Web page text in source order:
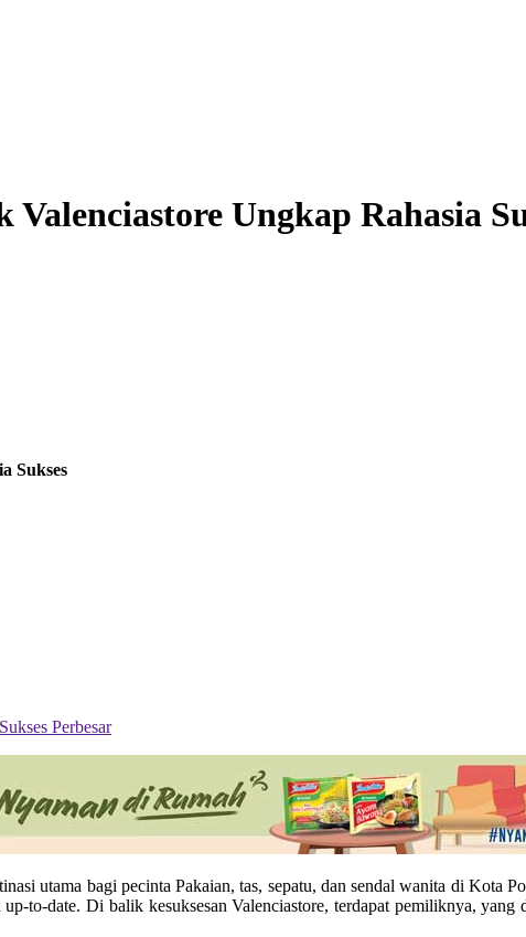
Ungkap Rahasia
Sukses
Perbesar
utama bagi pecinta Pakaian, tas, sepatu, dan sendal wanita di Kota
to-date. Di balik kesuksesan Valenciastore, terdapat pemiliknya, yang